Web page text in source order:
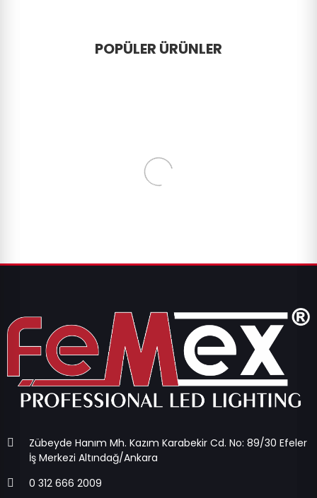
POPÜLER ÜRÜNLER
Zübeyde Hanım Mh. Kazım Karabekir Cd. No: 89/30 Efeler
İş Merkezi Altındağ/Ankara
0 312 666 2009